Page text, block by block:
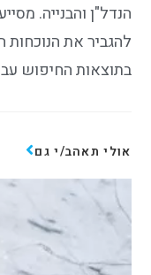
הנדל"ן והבנייה.
להגביר את הנוכחות
בתוצאות החיפוש
אולי תאהב/י גם